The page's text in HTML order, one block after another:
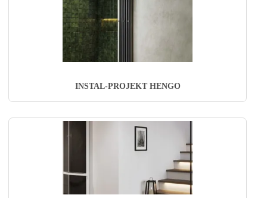
INSTAL-PROJEKT HENGO